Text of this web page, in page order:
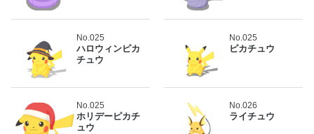
No.025
ハロウィンピカ
チュウ
No.025
ピカチュウ
No.025
ホリデーピカチ
ュウ
No.026
ライチュウ